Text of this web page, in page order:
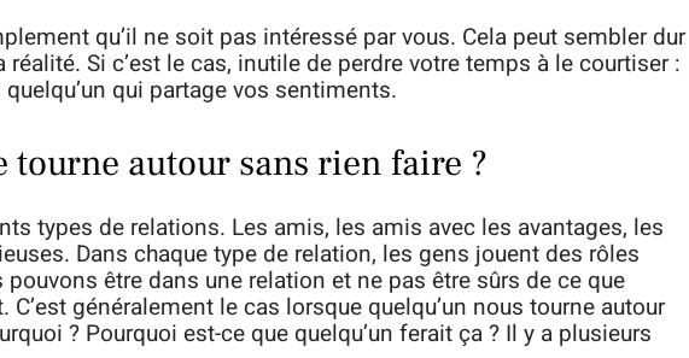
qu’il ne soit pas intéressé par vous. Cela peut sembler dur
réalité. Si c’est le cas, inutile de perdre votre temps à le courtiser :
qui partage vos sentiments.
tourne autour sans rien faire ?
types de relations. Les amis, les amis avec les avantages, les
Dans chaque type de relation, les gens jouent des rôles
être dans une relation et ne pas être sûrs de ce que
C’est généralement le cas lorsque quelqu’un nous tourne autour
? Pourquoi est-ce que quelqu’un ferait ça ? Il y a plusieurs